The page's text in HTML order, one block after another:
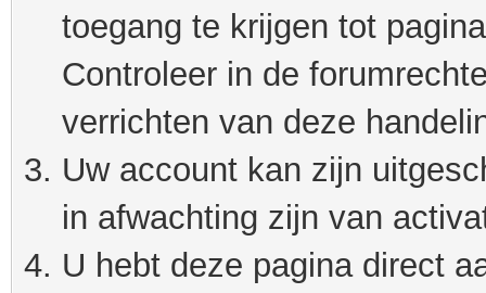
toegang te krijgen tot
Controleer in de
verrichten van deze
Uw account kan zijn
in afwachting zijn van
U hebt deze pagina direct